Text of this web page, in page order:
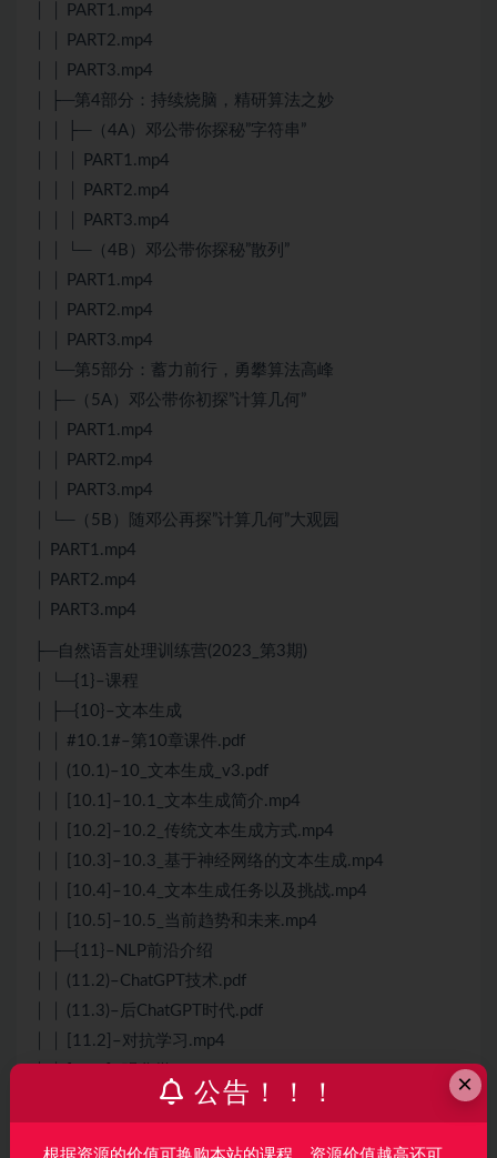
│ │ PART1.mp4
│ │ PART2.mp4
│ │ PART3.mp4
│ ├─第4部分：持续烧脑，精研算法之妙
│ │ ├─（4A）邓公带你探秘”字符串”
│ │ │ PART1.mp4
│ │ │ PART2.mp4
│ │ │ PART3.mp4
│ │ └─（4B）邓公带你探秘”散列”
│ │ PART1.mp4
│ │ PART2.mp4
│ │ PART3.mp4
│ └─第5部分：蓄力前行，勇攀算法高峰
│ ├─（5A）邓公带你初探”计算几何”
│ │ PART1.mp4
│ │ PART2.mp4
│ │ PART3.mp4
│ └─（5B）随邓公再探”计算几何”大观园
│ PART1.mp4
│ PART2.mp4
│ PART3.mp4
├─自然语言处理训练营(2023_第3期)
│ └─{1}–课程
│ ├─{10}–文本生成
│ │ #10.1#–第10章课件.pdf
│ │ (10.1)–10_文本生成_v3.pdf
│ │ [10.1]–10.1_文本生成简介.mp4
│ │ [10.2]–10.2_传统文本生成方式.mp4
│ │ [10.3]–10.3_基于神经网络的文本生成.mp4
│ │ [10.4]–10.4_文本生成任务以及挑战.mp4
│ │ [10.5]–10.5_当前趋势和未来.mp4
│ ├─{11}–NLP前沿介绍
│ │ (11.2)–ChatGPT技术.pdf
│ │ (11.3)–后ChatGPT时代.pdf
│ │ [11.2]–对抗学习.mp4
│ │ [11.4]–ChatGPTGPT4背后的关键技术.mp4
×
公告！！！